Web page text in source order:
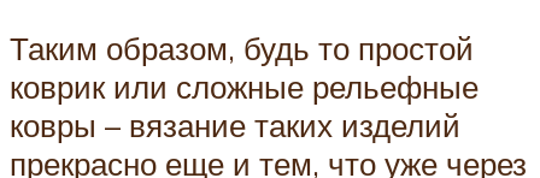
Таким образом, будь то простой
коврик или сложные рельефные
ковры – вязание таких изделий
прекрасно еще и тем, что уже через